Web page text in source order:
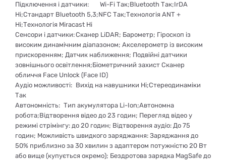
Підключення і датчики:
Wi-Fi Так;Bluetooth Так;IrDA
Ні;Стандарт Bluetooth 5,3;NFC Так;Технологія ANT +
Ні;Технологія Miracast Ні
Сенсори і датчики:Сканер LiDAR; Барометр; Гіроскоп із
високим динамічним діапазоном; Акселерометр із високим
прискоренням; Датчик наближення; Подвійні датчики
зовнішнього освітлення;Біометричний захист Сканер
обличчя Face Unlock (Face ID)
Аудіо можливості: Вихід на навушники Ні;Стереодинаміки
Так
Aвтономність: Тип акумулятора Li-Ion;Автономна
робота;Відтворення відео до 23 годин; Перегляд відео у
режимі стрімінгу: до 20 годин; Відтворення аудіо: До 75
годин; Можливість швидкого заряджання: Заряджання до
50% приблизно за 30 хвилин з адаптером потужністю 20 Вт
або вище (купується окремо); Бездротова зарядка MagSafe до